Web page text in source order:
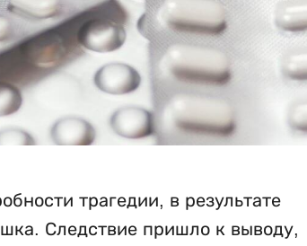
трагедии, в результате
Следствие пришло к выводу,